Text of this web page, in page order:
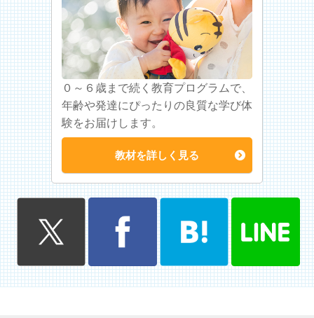
０～６歳まで続く教育プログラムで、
年齢や発達にぴったりの良質な学び体
験をお届けします。
教材を詳しく見る